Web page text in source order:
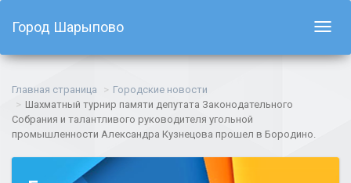
Город Шарыпово
Главная страница
Городские новости
Шахматный турнир памяти депутата Законодательного
Собрания и талантливого руководителя угольной
промышленности Александра Кузнецова прошел в Бородино.